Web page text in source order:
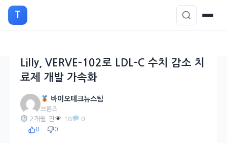
으
T
Lilly, VERVE-102로 LDL-C 수치 감소 치
료제 개발 가속화
바이오테크뉴스팀
브론즈
2개월 전 18 0
0 0